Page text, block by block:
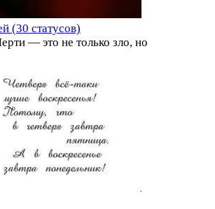
(30 статусов)
— это не только зло, но